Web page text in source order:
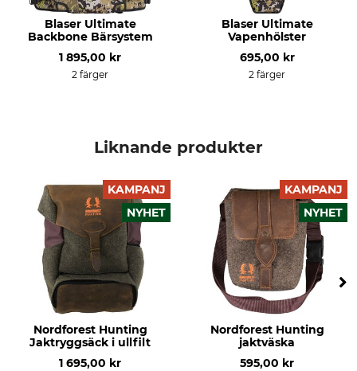
Blaser Ultimate
Backbone Bärsystem
1 895,00 kr
2 färger
Blaser Ultimate
Vapenhölster
695,00 kr
2 färger
Liknande produkter
KAMPANJ
NYHET
Nordforest Hunting
Jaktryggsäck i ullfilt
1 695,00 kr
KAMPANJ
NYHET
Nordforest Hunting
jaktväska
595,00 kr